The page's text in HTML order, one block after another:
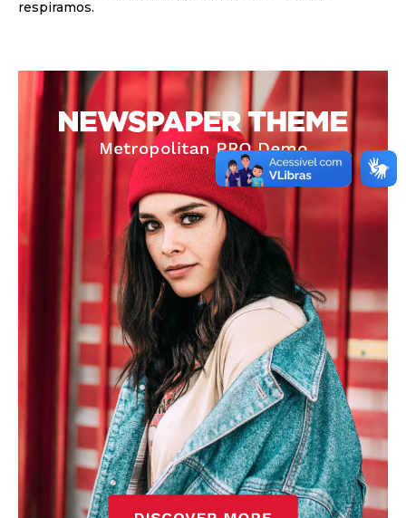
respiramos.